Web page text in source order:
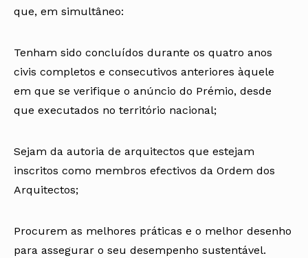
que, em simultâneo:
Tenham sido concluídos durante os quatro anos
civis completos e consecutivos anteriores àquele
em que se verifique o anúncio do Prémio, desde
que executados no território nacional;
Sejam da autoria de arquitectos que estejam
inscritos como membros efectivos da Ordem dos
Arquitectos;
Procurem as melhores práticas e o melhor desenho
para assegurar o seu desempenho sustentável.